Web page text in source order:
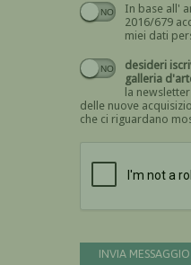
In base all'
2016/679
miei dati
desideri
galleria
la
delle nuove
che ci riguardano
INVIA MESSAGGIO